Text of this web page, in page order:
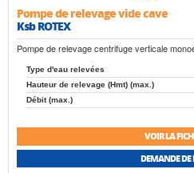
Pompe de relevage vide cave
Ksb ROTEX
Pompe de relevage centrifuge verticale
Type d'eau relevées
Hauteur de relevage (Hmt) (max.)
Débit (max.)
VOIR LA
DEMANDE DE